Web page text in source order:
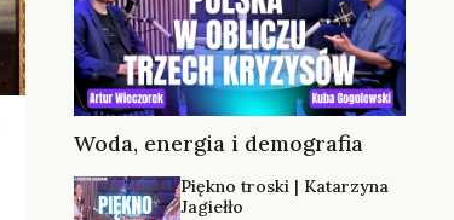
Woda, energia i demografia
Piękno troski | Katarzyna
Jagiełło